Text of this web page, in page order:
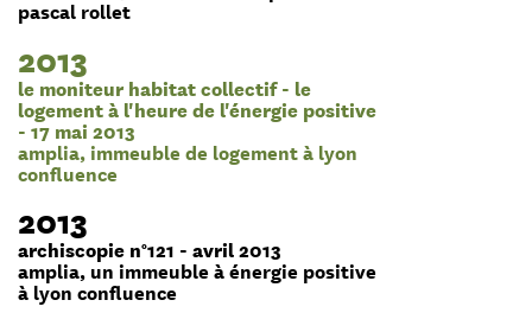
pascal rollet
2013
le moniteur habitat collectif - le
logement à l'heure de l'énergie positive
- 17 mai 2013
amplia, immeuble de logement à lyon
confluence
2013
archiscopie n°121 - avril 2013
amplia, un immeuble à énergie positive
à lyon confluence